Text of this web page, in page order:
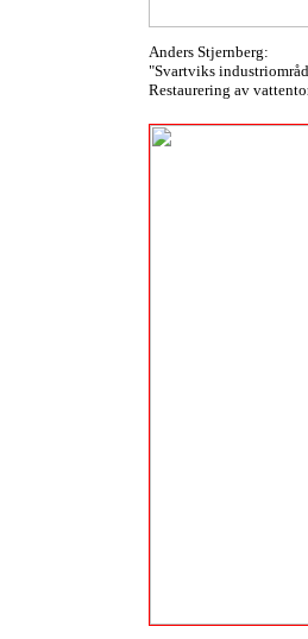
Anders Stjernberg:
"Svartviks
Restaurering av